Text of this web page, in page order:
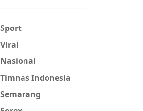
Sport
Viral
Nasional
Timnas Indonesia
Semarang